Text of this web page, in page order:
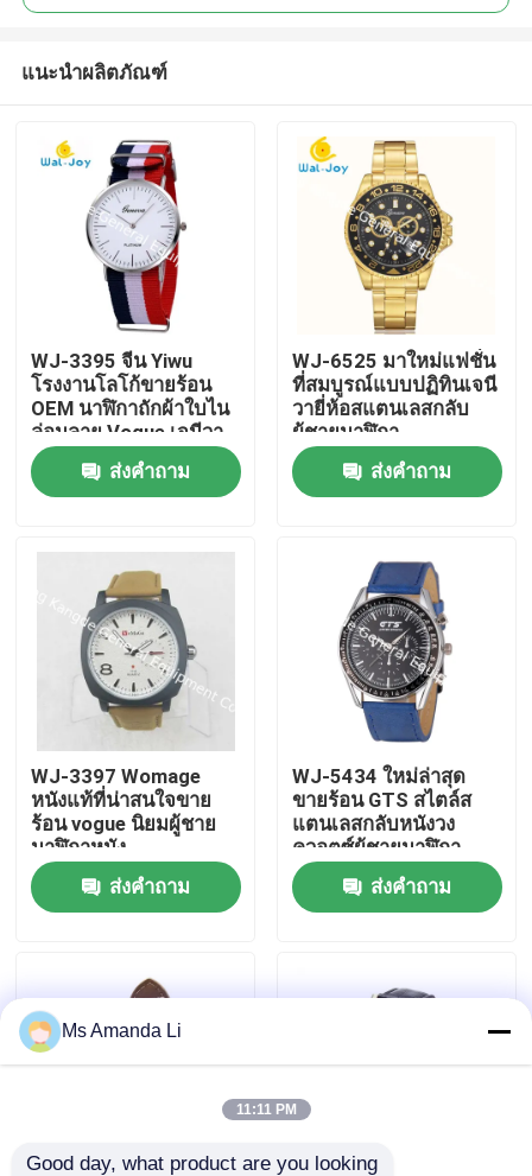
บ้าน
เกี่ยวกับเรา
ทัวร์โรงงาน
ควบคุมคุณภาพ
ติดต่อเรา
กรณี
อาหารเสริม IVC
แนะนำผลิตภัณฑ์
WJ-3395 จีน Yiwu
โรงงานโลโก้ขายร้อน
OEM นาฬิกาถักผ้าใบไน
ล่อนลาย Vogue เจนีวา
นาฬิกาผู้ชายนาฬิกาข้อ
มือโปรโมชั่นส่งคำถาม
WJ-6525 มาใหม่แฟชั่น
ที่สมบูรณ์แบบปฏิทินเจนี
วายี่ห้อสแตนเลสกลับ
ผู้ชายนาฬิกา
ส่งคำถาม
WJ-3397 Womage
หนังแท้ที่น่าสนใจขาย
ร้อน vogue นิยมผู้ชาย
นาฬิกาหนัง
ส่งคำถาม
WJ-5434 ใหม่ล่าสุด
ขายร้อน GTS สไตล์ส
แตนเลสกลับหนังวง
ควอตซ์ผู้ชายนาฬิกา
ส่งคำถาม
Ms Amanda Li
11:11 PM
Good day, what product are you looking